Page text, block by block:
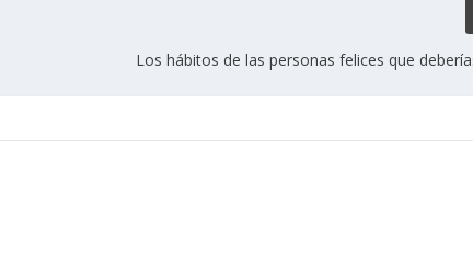
Los hábitos de las personas felices que